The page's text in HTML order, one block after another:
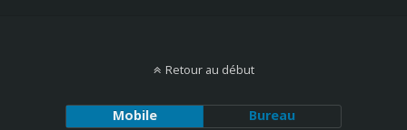
Retour au début
Mobile Bureau